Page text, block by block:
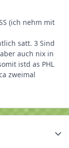
(ich nehm mit
satt. 3 Sind
auch nix in
istd as PHL
zweimal